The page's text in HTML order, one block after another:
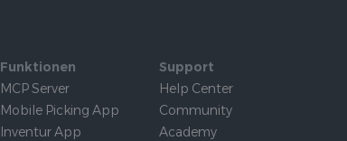
Funktionen
MCP Server
Mobile Picking App
Inventur App
Support
Help Center
Community
Academy